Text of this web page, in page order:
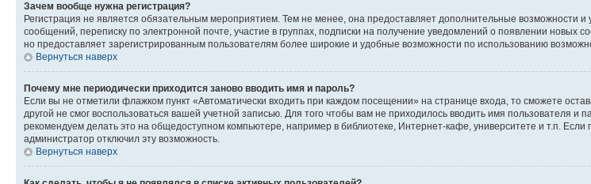
Зачем вообще нужна регистрация?
Регистрация не является обязательным мероприятием. Тем не менее, она предоставляет дополнительные возможности
сообщений, переписку по электронной почте, участие в группах, подписки на получение уведомлений о появлении новых
но предоставляет зарегистрированным пользователям более широкие и удобные возможности по использованию
Вернуться наверх
Почему мне периодически приходится заново вводить имя и пароль?
Если вы не отметили флажком пункт «Автоматически входить при каждом посещении» на странице входа, то сможете
другой не смог воспользоваться вашей учетной записью. Для того чтобы вам не приходилось вводить имя пользователя
рекомендуем делать это на общедоступном компьютере, например в библиотеке, Интернет-кафе, университете и т.п. Если
администратор отключил эту возможность.
Вернуться наверх